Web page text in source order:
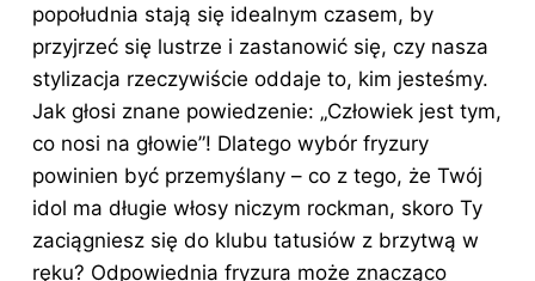
popołudnia stają się idealnym czasem, by
przyjrzeć się lustrze i zastanowić się, czy nasza
stylizacja rzeczywiście oddaje to, kim jesteśmy.
Jak głosi znane powiedzenie: „Człowiek jest tym,
co nosi na głowie”! Dlatego wybór fryzury
powinien być przemyślany – co z tego, że Twój
idol ma długie włosy niczym rockman, skoro Ty
zaciągniesz się do klubu tatusiów z brzytwą w
ręku? Odpowiednia fryzura może znacząco